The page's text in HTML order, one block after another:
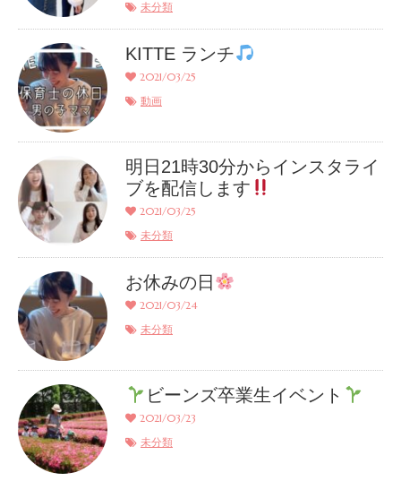
未分類
KITTE ランチ
2021/03/25
動画
明日21時30分からインスタライ
ブを配信します
2021/03/25
未分類
お休みの日
2021/03/24
未分類
ビーンズ卒業生イベント
2021/03/23
未分類